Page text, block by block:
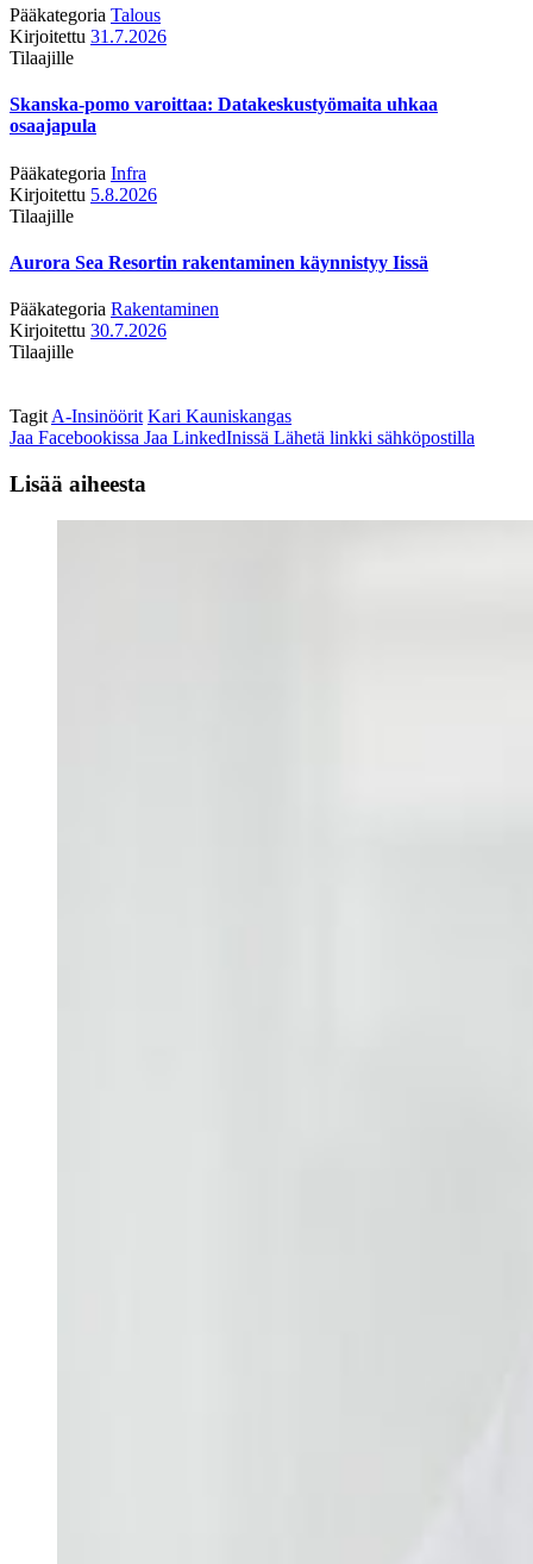
Pääkategoria Talous
Kirjoitettu 31.7.2026
Tilaajille
Skanska-pomo varoittaa: Datakeskustyömaita uhkaa
osaajapula
Pääkategoria Infra
Kirjoitettu 5.8.2026
Tilaajille
Aurora Sea Resortin rakentaminen käynnistyy Iissä
Pääkategoria Rakentaminen
Kirjoitettu 30.7.2026
Tilaajille
Tagit A-Insinöörit Kari Kauniskangas
Jaa Facebookissa Jaa LinkedInissä Lähetä linkki sähköpostilla
Lisää aiheesta